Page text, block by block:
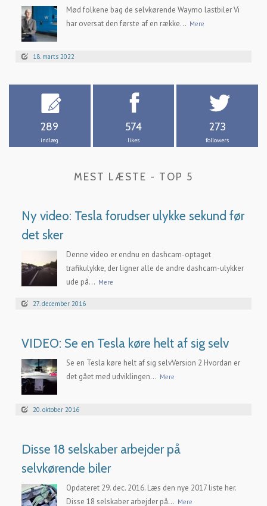
Mød folkene bag de selvkørende Waymo lastbiler Vi
har oversat den første af en række... Mere
18. marts 2022
289
indlæg
574
likes
273
followers
MEST LÆSTE - TOP 5
Ny video: Tesla forudser ulykke sekund før
det sker
Denne video er endnu en dashcam-optaget
trafikulykke, der ligner alle de andre dashcam-ulykker
ude på... Mere
27. december 2016
VIDEO: Se en Tesla køre helt af sig selv
Se en Tesla køre helt af sig selvVersion 2 Hvordan er
det gået med udviklingen... Mere
20. oktober 2016
Disse 18 selskaber arbejder på
selvkørende biler
Opdateret 29. dec. 2016. Læs den nye 2017 liste her.
Disse 18 selskaber arbejder på... Mere